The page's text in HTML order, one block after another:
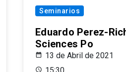
Seminarios
Eduardo Perez-
Sciences Po
13 de Abril de 2021